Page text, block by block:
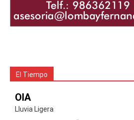
El Tiempo
OIA
Lluvia Ligera